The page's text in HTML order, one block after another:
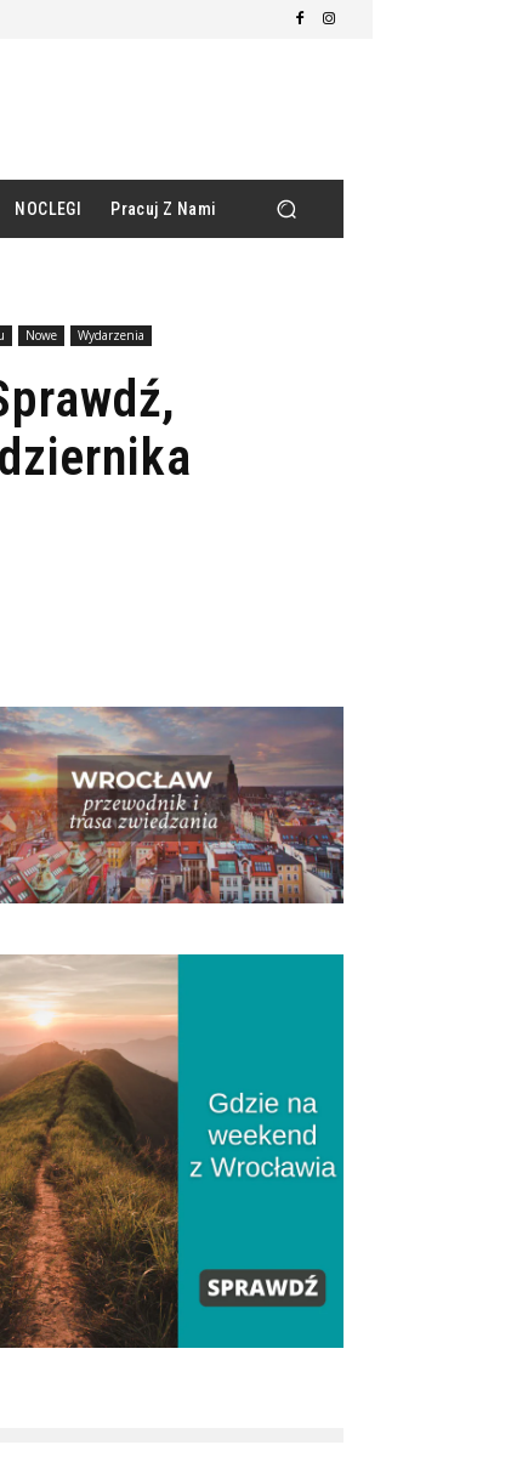
NOCLEGI Pracuj Z Nami
Nowe Wydarzenia